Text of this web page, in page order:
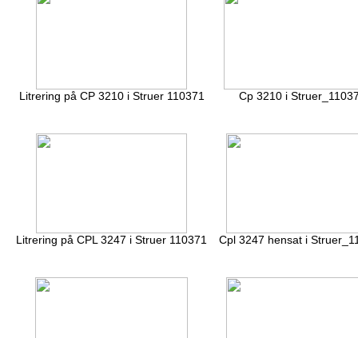
Litrering på CP 3210 i Struer 110371 Cp 3210 i
Litrering på CPL 3247 i Struer 110371 Cpl 3247 hensat i